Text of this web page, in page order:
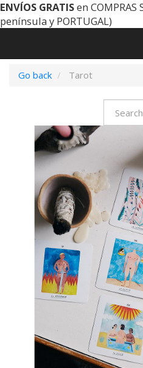
ENVÍOS GRATISen COMPRAS
península y PORTUGAL)
Go back
Tarot